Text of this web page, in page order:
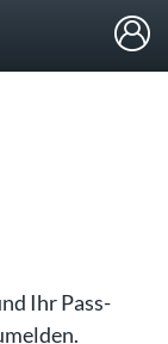
Ihr Pass­